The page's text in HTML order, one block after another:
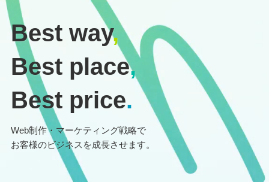
Best way,
Best place,
Best price.
Web制作・マーケティング戦略で
お客様のビジネスを成長させます。